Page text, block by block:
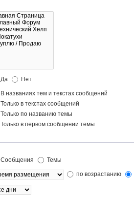
Да Нет
В названиях тем и текстах сообщений
Только в текстах сообщений
Только по названию темы
Только в первом сообщении темы
Сообщения Темы
по возрастанию